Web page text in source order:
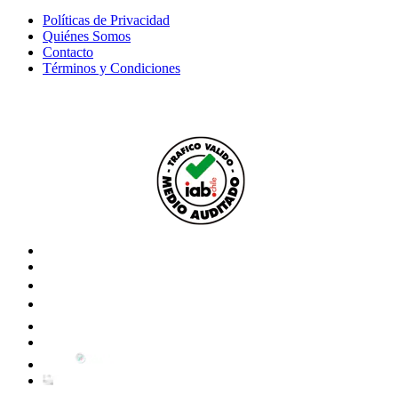
Políticas de Privacidad
Quiénes Somos
Contacto
Términos y Condiciones